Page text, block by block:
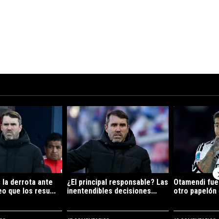
tendencia con el título "Coudet tras la derrota ante Tigre: "Si veo
la derrota ante
que los resu...
Un artículo de tendencia con el título "¿El
¿El principal responsable? Las
inentendibles decisiones...
Un artículo
Otamendi
otro papelón